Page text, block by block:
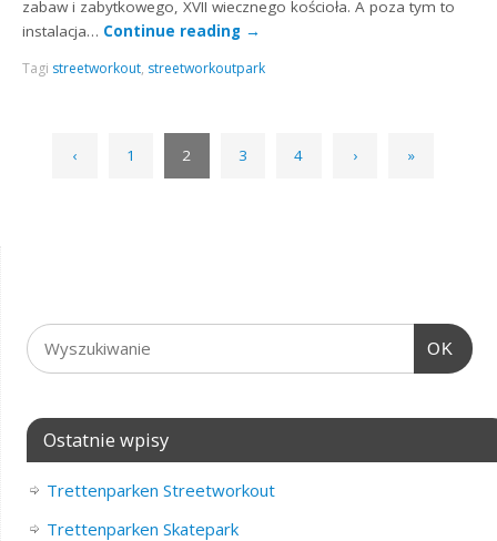
zabaw i zabytkowego, XVII wiecznego kościoła. A poza tym to
instalacja… Continue reading →
Tagi streetworkout, streetworkoutpark
‹ 1 2 3 4 › »
OK
Ostatnie wpisy
Trettenparken Streetworkout
Trettenparken Skatepark